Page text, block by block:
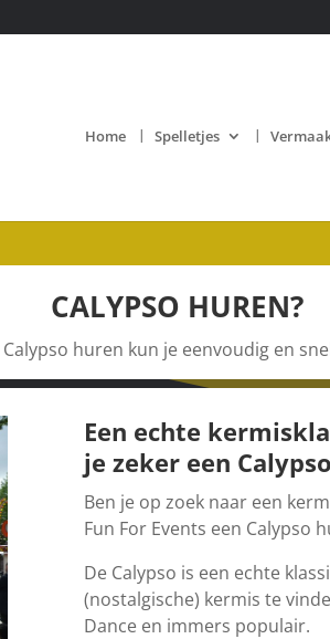
Home Spelletjes
CALYPSO HUREN?
huren kun je eenvoudig en
Een echte
je zeker een Calypso
Ben je op zoek naar een
Fun For Events een Calypso
De Calypso is een echte
(nostalgische) kermis te
Dance en immers populair.